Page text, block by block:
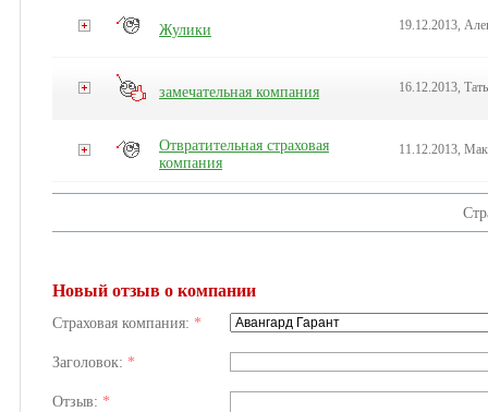
Жулики 19.12.2013,
замечательная компания 16.12.2013,
Отвратительная страховая
компания
11.12.2013,
Новый отзыв о компании
Страховая компания: *
Заголовок: *
Отзыв: *